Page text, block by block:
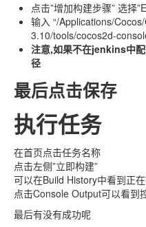
点击”增加构建步骤” 选择
输入 “/Applications/
3.10/tools/cocos2d-
注意,如果不在jenkins中
径
最后点击保存
执行任务
在首页点击任务名称
点击左侧”立即构建”
可以在Build History中看到正
点击Console Output可以看到
最后有没有成功呢